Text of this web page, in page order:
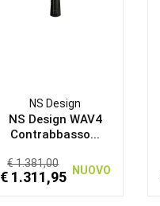
NS Design
NS Design WAV4
Contrabbasso...
€ 1.381,00
€ 1.311,95 NUOVO